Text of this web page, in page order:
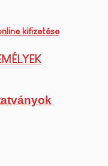
kifizetése